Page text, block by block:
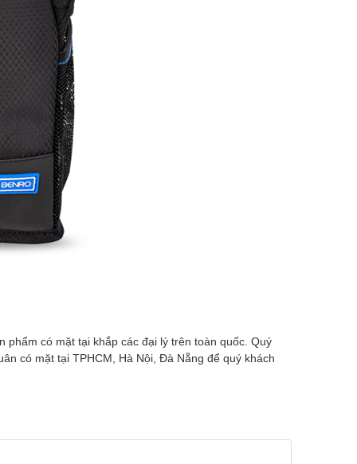
phẩm có mặt tại khắp các đại lý trên toàn quốc. Quý
có mặt tại TPHCM, Hà Nội, Đà Nẵng để quý khách